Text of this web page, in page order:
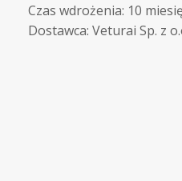
Czas wdrożenia: 10
Dostawca: Veturai Sp. z